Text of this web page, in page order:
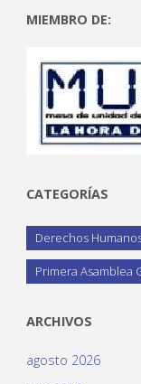
MIEMBRO DE:
CATEGORÍAS
Derechos
Primera Asamblea
ARCHIVOS
agosto 2026